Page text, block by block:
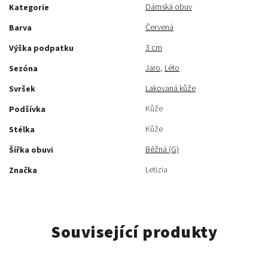
Kategorie
Dámská obuv
Barva
Červená
Výška podpatku
3 cm
Sezóna
Jaro, Léto
Svršek
Lakovaná kůže
Podšívka
Kůže
Stélka
Kůže
Šířka obuvi
Běžná (G)
Značka
Letizia
Související produkty